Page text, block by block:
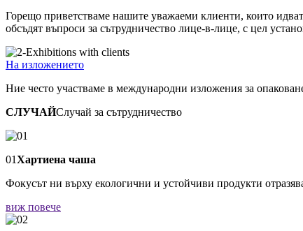
Горещо приветстваме нашите уважаеми клиенти, които
обсъдят въпроси за сътрудничество лице-в-лице, с цел
На изложението
Ние често участваме в международни изложения за
СЛУЧАЙСлучай за сътрудничество
01Хартиена чаша
Фокусът ни върху екологични и устойчиви продукти
виж повече